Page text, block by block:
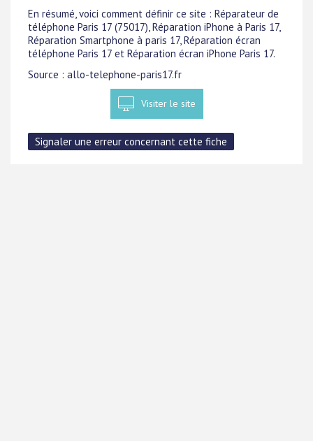
En résumé, voici comment définir ce site : Réparateur de
téléphone Paris 17 (75017), Réparation iPhone à Paris 17,
Réparation Smartphone à paris 17, Réparation écran
téléphone Paris 17 et Réparation écran iPhone Paris 17.
Source : allo-telephone-paris17.fr
Visiter le site